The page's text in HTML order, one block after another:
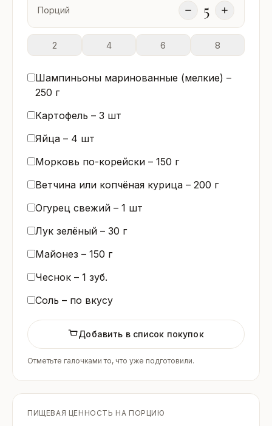
Порций 5
2 4 6 8
Шампиньоны маринованные (мелкие) –
250 г
Картофель – 3 шт
Яйца – 4 шт
Морковь по-корейски – 150 г
Ветчина или копчёная курица – 200 г
Огурец свежий – 1 шт
Лук зелёный – 30 г
Майонез – 150 г
Чеснок – 1 зуб.
Соль – по вкусу
Добавить в список покупок
Отметьте галочками то, что уже подготовили.
ПИЩЕВАЯ ЦЕННОСТЬ НА ПОРЦИЮ